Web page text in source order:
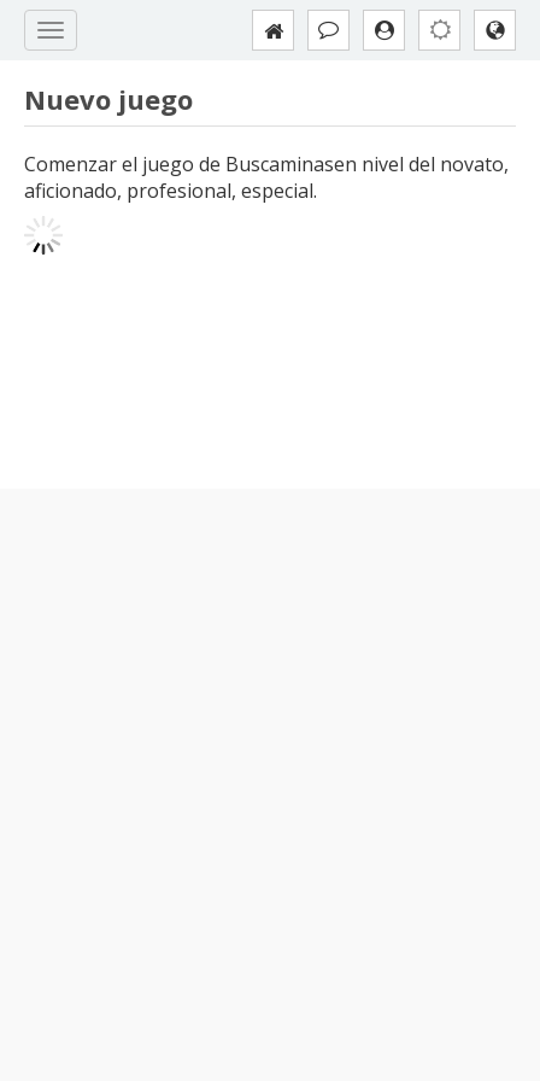
Nuevo juego
Comenzar el juego de Buscaminasen nivel del novato,
aficionado, profesional, especial.